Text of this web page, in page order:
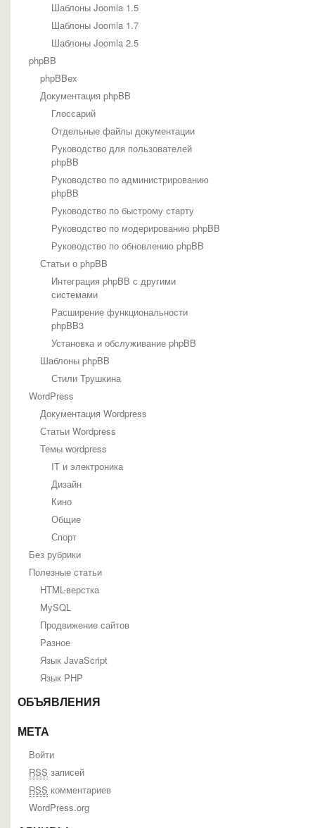
Шаблоны Joomla 1.5
Шаблоны Joomla 1.7
Шаблоны Joomla 2.5
phpBB
phpBBex
Документация phpBB
Глоссарий
Отдельные файлы документации
Руководство для пользователей
phpBB
Руководство по администрированию
phpBB
Руководство по быстрому старту
Руководство по модерированию phpBB
Руководство по обновлению phpBB
Статьи о phpBB
Интеграция phpBB с другими
системами
Расширение функциональности
phpBB3
Установка и обслуживание phpBB
Шаблоны phpBB
Стили Трушкина
WordPress
Документация Wordpress
Статьи Wordpress
Темы wordpress
IT и электроника
Дизайн
Кино
Общие
Спорт
Без рубрики
Полезные статьи
HTML-верстка
MySQL
Продвижение сайтов
Разное
Язык JavaScript
Язык PHP
ОБЪЯВЛЕНИЯ
МЕТА
Войти
RSS записей
RSS комментариев
WordPress.org